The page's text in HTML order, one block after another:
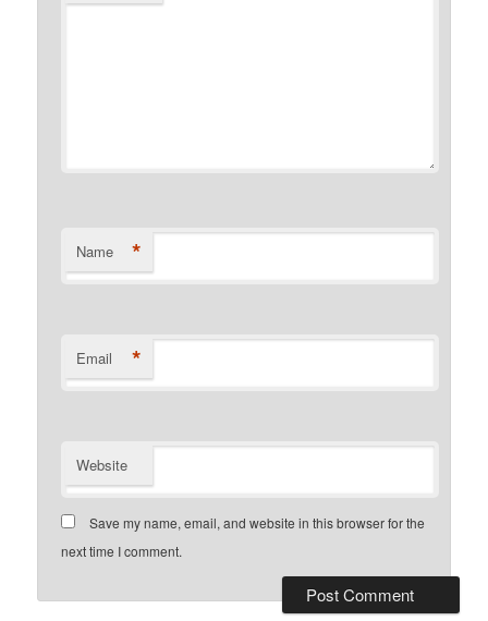
Name *
Email *
Website
Save my name, email, and website in this browser for the
next time I comment.